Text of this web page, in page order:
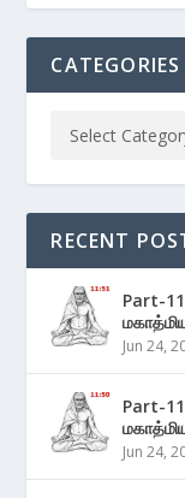
CATEGORIES
RECENT
Part-
Jun 24,
Part-
Jun 24,